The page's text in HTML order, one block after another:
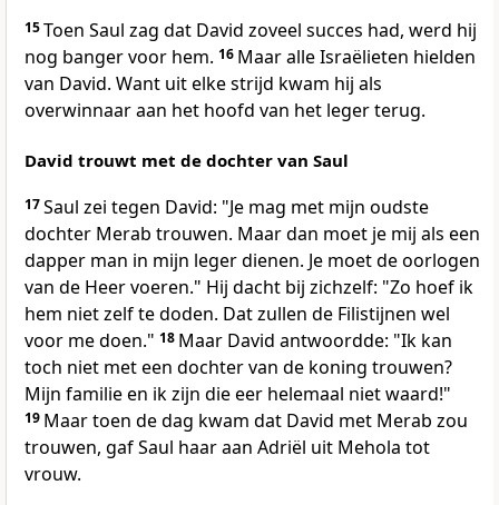
15Toen Saul zag dat David zoveel succes had, werd hij
nog banger voor hem. 16 Maar alle Israëlieten hielden
van David. Want uit elke strijd kwam hij als
overwinnaar aan het hoofd van het leger terug.
David trouwt met de dochter van Saul
17Saul zei tegen David: "Je mag met mijn oudste
dochter Merab trouwen. Maar dan moet je mij als een
dapper man in mijn leger dienen. Je moet de oorlogen
van de Heer voeren." Hij dacht bij zichzelf: "Zo hoef ik
hem niet zelf te doden. Dat zullen de Filistijnen wel
voor me doen." 18 Maar David antwoordde: "Ik kan
toch niet met een dochter van de koning trouwen?
Mijn familie en ik zijn die eer helemaal niet waard!"
19 Maar toen de dag kwam dat David met Merab zou
trouwen, gaf Saul haar aan Adriël uit Mehola tot
vrouw.